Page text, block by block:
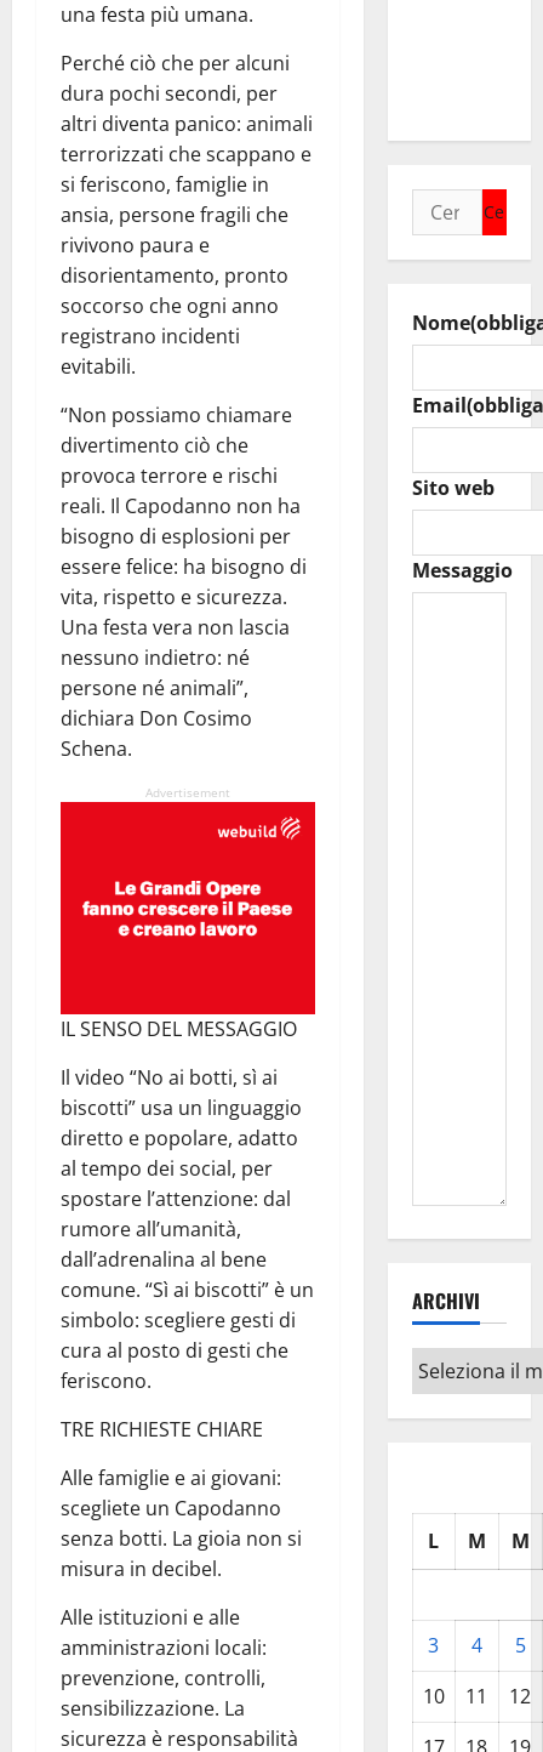
una festa più umana.
Perché ciò che per alcuni
dura pochi secondi, per
altri diventa panico: animali
terrorizzati che scappano e
si feriscono, famiglie in
ansia, persone fragili che
rivivono paura e
disorientamento, pronto
soccorso che ogni anno
registrano incidenti
evitabili.
“Non possiamo chiamare
divertimento ciò che
provoca terrore e rischi
reali. Il Capodanno non ha
bisogno di esplosioni per
essere felice: ha bisogno di
vita, rispetto e sicurezza.
Una festa vera non lascia
nessuno indietro: né
persone né animali”,
dichiara Don Cosimo
Schena.
Advertisement
IL SENSO DEL MESSAGGIO
Il video “No ai botti, sì ai
biscotti” usa un linguaggio
diretto e popolare, adatto
al tempo dei social, per
spostare l’attenzione: dal
rumore all’umanità,
dall’adrenalina al bene
comune. “Sì ai biscotti” è un
simbolo: scegliere gesti di
cura al posto di gesti che
feriscono.
TRE RICHIESTE CHIARE
Alle famiglie e ai giovani:
scegliete un Capodanno
senza botti. La gioia non si
misura in decibel.
Alle istituzioni e alle
amministrazioni locali:
prevenzione, controlli,
sensibilizzazione. La
sicurezza è responsabilità
Ricerca
per:
Nome
Email
Sito web
Messaggio
ARCHIVI
Archivi
L M M
3 4
5
10
11
12